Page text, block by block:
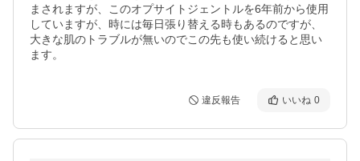
まされますが、このオプサイトジェントルを6年前から使用
していますが、時には毎日張り替える時もあるのですが、
大きな肌のトラブルが無いのでこの先も使い続けると思い
ます。
違反報告 いいね 0